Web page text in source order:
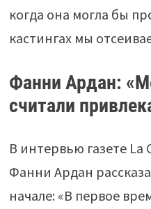
когда она могла бы
кастингах мы
Фанни Ардан:
считали
В интервью газете La
Фанни Ардан
начале: «В первое